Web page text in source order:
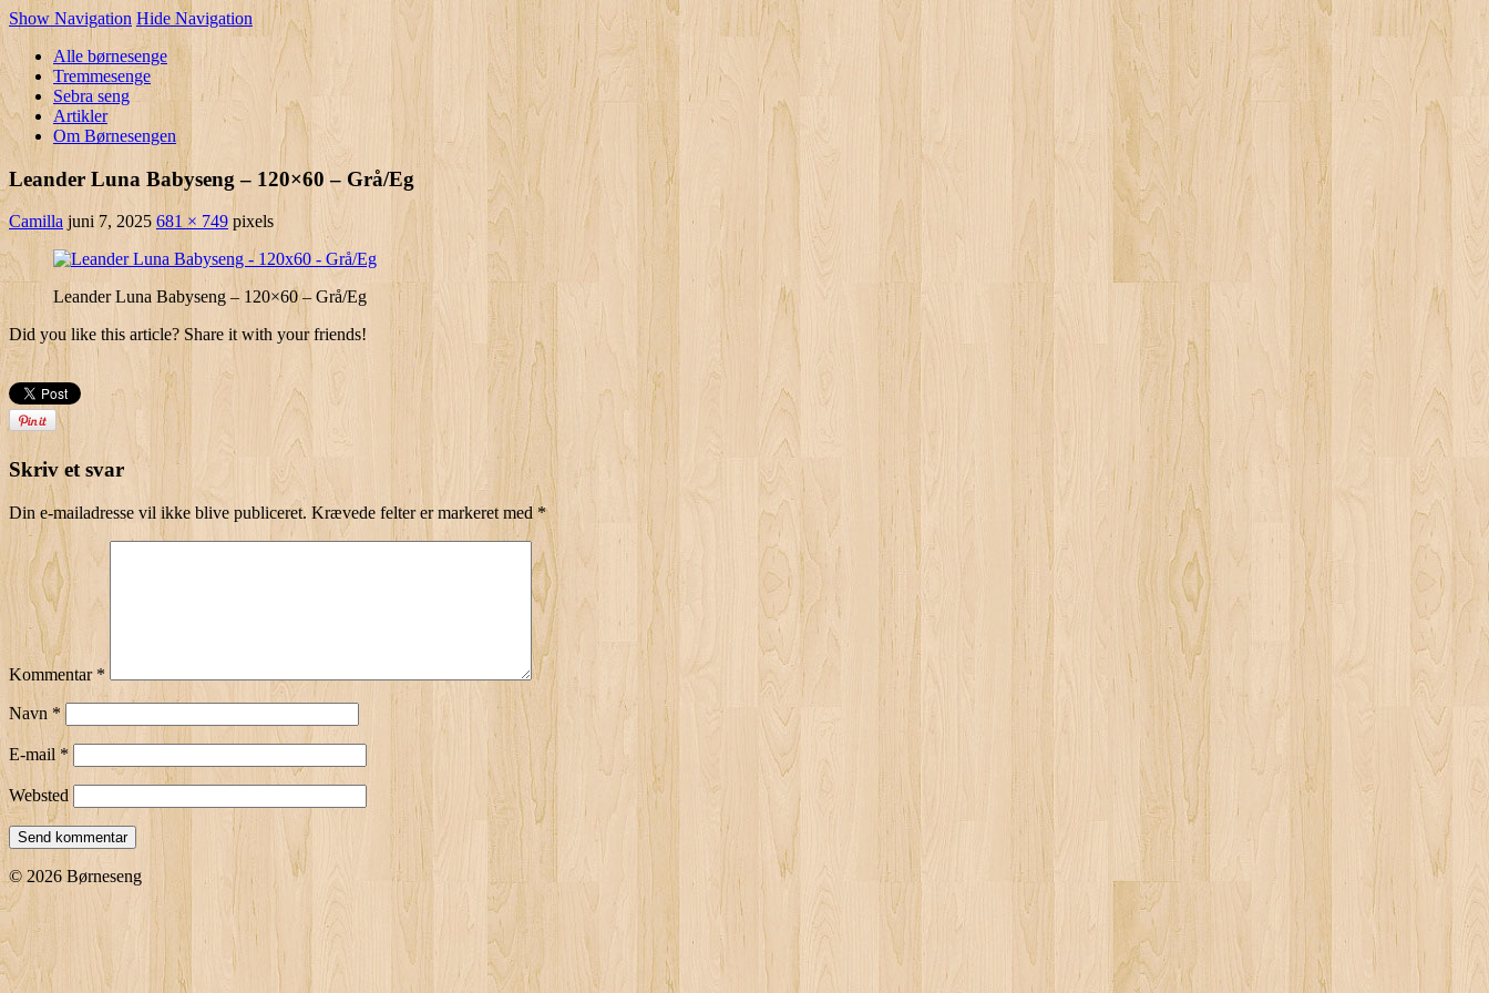
Show Navigation Hide Navigation
Alle børnesenge
Tremmesenge
Sebra seng
Artikler
Om Børnesengen
Leander Luna Babyseng – 120×60 – Grå/Eg
Camilla juni 7, 2025 681 × 749 pixels
Leander Luna Babyseng – 120×60 – Grå/Eg
Did you like this article? Share it with your friends!
Skriv et svar
Din e-mailadresse vil ikke blive publiceret. Krævede felter er markeret med *
Kommentar *
Navn *
E-mail *
Websted
© 2026 Børneseng